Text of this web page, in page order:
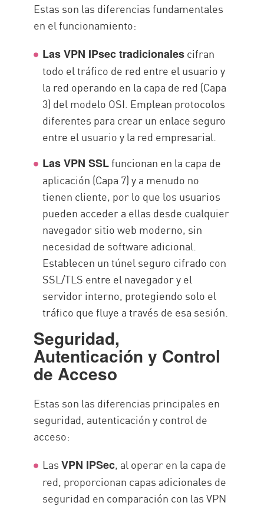
Estas son las diferencias fundamentales
en el funcionamiento:
Las VPN IPsec tradicionalescifran
todo el tráfico de red entre el usuario y
la red operando en la capa de red (Capa
3) del modelo OSI. Emplean protocolos
diferentes para crear un enlace seguro
entre el usuario y la red empresarial.
Las VPN SSLfuncionan en la capa de
aplicación (Capa 7) y a menudo no
tienen cliente, por lo que los usuarios
pueden acceder a ellas desde cualquier
navegador sitio web moderno, sin
necesidad de software adicional.
Establecen un túnel seguro cifrado con
SSL/TLS entre el navegador y el
servidor interno, protegiendo solo el
tráfico que fluye a través de esa sesión.
Seguridad,
Autenticación y Control
de Acceso
Estas son las diferencias principales en
seguridad, autenticación y control de
acceso:
LasVPN IPSec, al operar en la capa de
red, proporcionan capas adicionales de
seguridad en comparación con las VPN